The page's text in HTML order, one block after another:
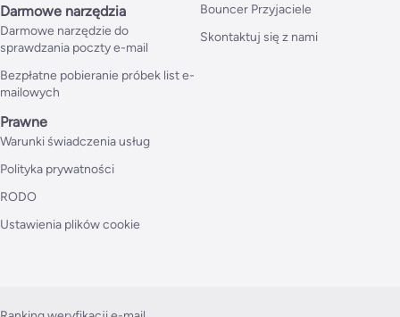
Darmowe narzędzia
Darmowe narzędzie do
sprawdzania poczty e-mail
Bezpłatne pobieranie próbek list e-
mailowych
Bouncer Przyjaciele
Skontaktuj się z nami
Prawne
Warunki świadczenia usług
Polityka prywatności
RODO
Ustawienia plików cookie